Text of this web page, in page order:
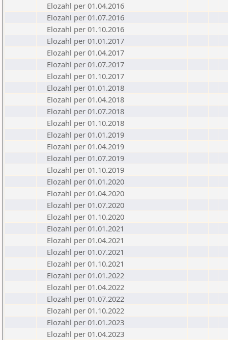
Elozahl per 01.04.2016
Elozahl per 01.07.2016
Elozahl per 01.10.2016
Elozahl per 01.01.2017
Elozahl per 01.04.2017
Elozahl per 01.07.2017
Elozahl per 01.10.2017
Elozahl per 01.01.2018
Elozahl per 01.04.2018
Elozahl per 01.07.2018
Elozahl per 01.10.2018
Elozahl per 01.01.2019
Elozahl per 01.04.2019
Elozahl per 01.07.2019
Elozahl per 01.10.2019
Elozahl per 01.01.2020
Elozahl per 01.04.2020
Elozahl per 01.07.2020
Elozahl per 01.10.2020
Elozahl per 01.01.2021
Elozahl per 01.04.2021
Elozahl per 01.07.2021
Elozahl per 01.10.2021
Elozahl per 01.01.2022
Elozahl per 01.04.2022
Elozahl per 01.07.2022
Elozahl per 01.10.2022
Elozahl per 01.01.2023
Elozahl per 01.04.2023